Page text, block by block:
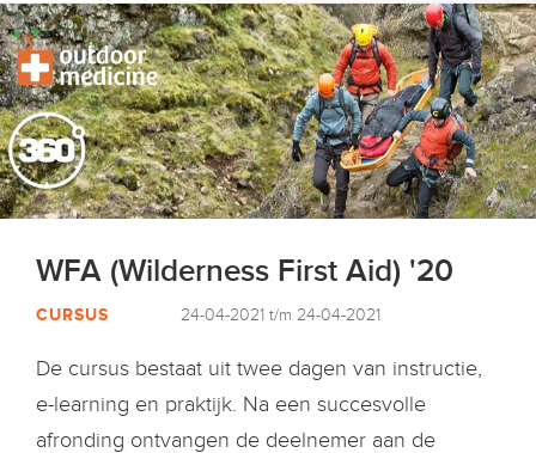
WFA (Wilderness First Aid) '20
CURSUS 24-04-2021 t/m 24-04-2021
De cursus bestaat uit twee dagen van instructie,
e-learning en praktijk. Na een succesvolle
afronding ontvangen de deelnemer aan de